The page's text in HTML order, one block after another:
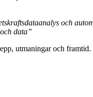
och
data”
utmaningar och framtid.